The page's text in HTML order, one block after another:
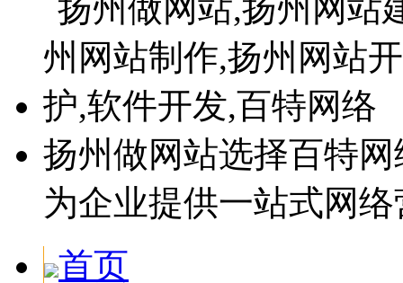
扬州做网站选择百特网
为企业提供一站式网
首页